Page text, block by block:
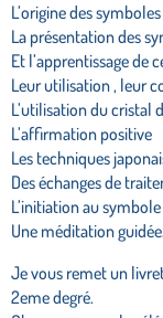
L’origine des symboles
La présentation des
Et l’apprentissage de
Leur utilisation , leur
L’utilisation du cristal
L’affirmation positive
Les techniques
Des échanges de
L’initiation au
Une méditation
Je vous remet un
2eme degré.